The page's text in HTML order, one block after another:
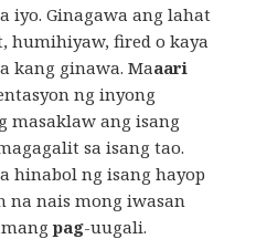
iyo. Ginagawa ang lahat
humihiyaw, fired o kaya
kang ginawa. Maaari
ng inyong
masaklaw ang isang
sa isang tao.
hinabol ng isang hayop
na nais mong iwasan
pag-uugali.